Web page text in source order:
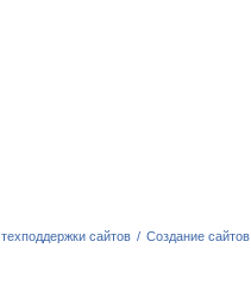
сайтов / Создание сайтов